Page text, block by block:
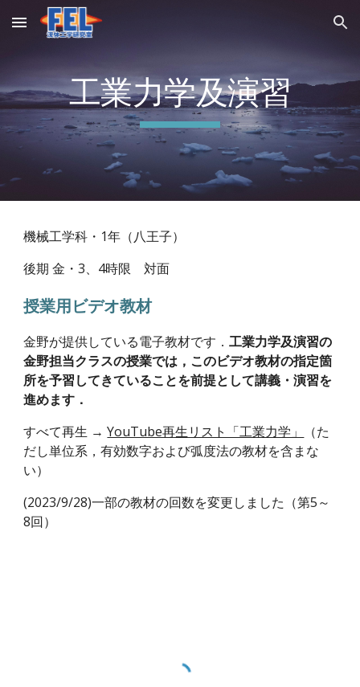
Skip to main content Skip to navigation
工業力学及演習
機械工学科・1年（八王子）
後期 金・3、4時限 対面
授業用ビデオ教材
金野が提供している電子教材です．工業力学及演習の
金野担当クラスの授業では，このビデオ教材の指定箇
所を予習してきていることを前提として講義・演習を
進めます．
すべて再生 →YouTube再生リスト「工業力学」
（た
だし単位系，有効数字および弧度法の教材を含まな
い）
(2023/9/28)一部の教材の回数を変更しました（第5～
8回）